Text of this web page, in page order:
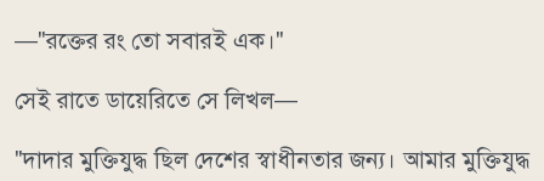
—"রক্তের রং তো সবারই এক।"
সেই রাতে ডায়েরিতে সে লিখল—
"দাদার মুক্তিযুদ্ধ ছিল দেশের স্বাধীনতার জন্য। আমার মুক্তিযুদ্ধ